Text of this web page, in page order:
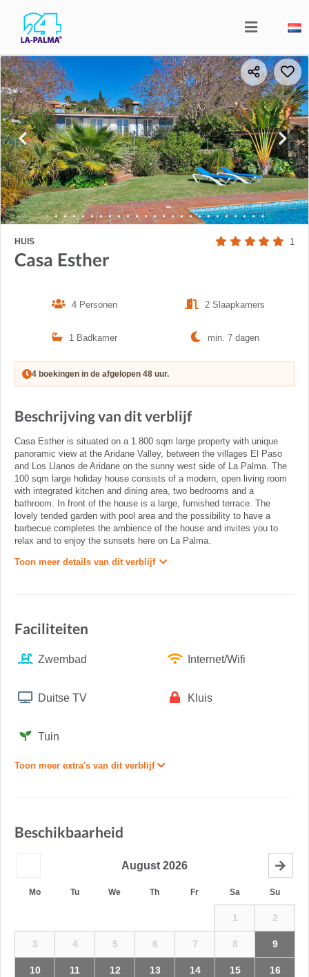
HUIS 1
Casa Esther
4 Personen 2 Slaapkamers
1 Badkamer min. 7 dagen
4 boekingen in de afgelopen 48 uur.
Beschrijving van dit verblijf
Casa Esther is situated on a 1.800 sqm large property with unique
panoramic view at the Aridane Valley, between the villages El Paso
and Los Llanos de Aridane on the sunny west side of La Palma. The
100 sqm large holiday house consists of a modern, open living room
with integrated kitchen and dining area, two bedrooms and a
bathroom. In front of the house is a large, furnished terrace. The
lovely tended garden with pool area and the possibility to have a
barbecue completes the ambience of the house and invites you to
relax and to enjoy the sunsets here on La Palma.
Toon meer details van dit verblijf
Faciliteiten
Zwembad Internet/Wifi
Duitse TV Kluis
Tuin
Toon meer extra's van dit verblijf
Beschikbaarheid
August 2026
Mo Tu We Th Fr Sa Su
1 2
3 4 5 6 7 8 9
10 11 12 13 14 15 16